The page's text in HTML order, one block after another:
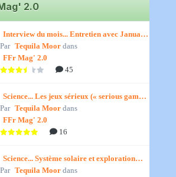
2.0
Interview du mois... Entretien avec January,
par Titenath
Par Tequila Moor dans
FFr Mag' 2.0
45
Science... Les jeux sérieux (« serious games
») par Jedino
Par Tequila Moor dans
FFr Mag' 2.0
16
Science... Système solaire et exploration
spatiale, par Jedino
Par Tequila Moor dans